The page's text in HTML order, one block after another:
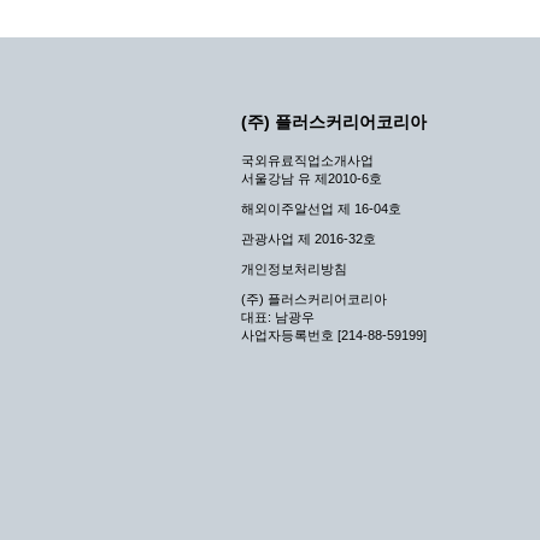
(주) 플러스커리어코리아
국외유료직업소개사업
서울강남 유 제2010-6호
해외이주알선업 제 16-04호
관광사업 제 2016-32호
개인정보처리방침
(주) 플러스커리어코리아
대표: 남광우
사업자등록번호 [214-88-59199]